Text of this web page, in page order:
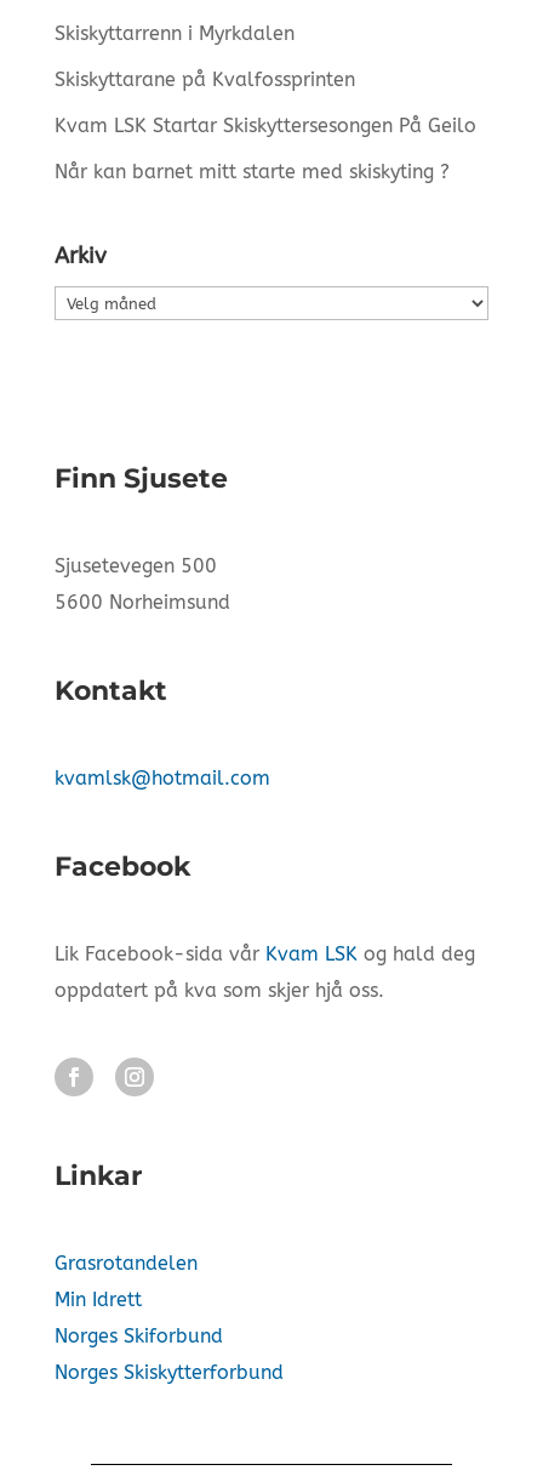
Skiskyttarrenn i Myrkdalen
Skiskyttarane på Kvalfossprinten
Kvam LSK Startar Skiskyttersesongen På Geilo
Når kan barnet mitt starte med skiskyting ?
Arkiv
Arkiv
Finn Sjusete
Sjusetevegen 500
5600 Norheimsund
Kontakt
kvamlsk@hotmail.com
Facebook
Lik Facebook-sida vår Kvam LSKog hald deg
oppdatert på kva som skjer hjå oss.
Linkar
Grasrotandelen
Min Idrett
Norges Skiforbund
Norges Skiskytterforbund